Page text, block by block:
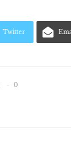
Twitter
0